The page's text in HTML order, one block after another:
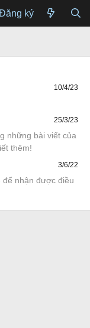
ký
10/4/23
25/3/23
những bài viết của
thêm!
3/6/22
nhận được điều